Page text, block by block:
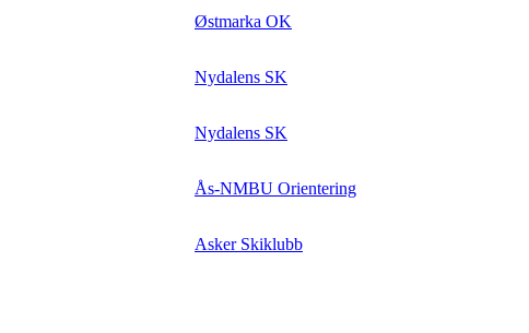
Østmarka OK
Nydalens SK
Nydalens SK
Ås-NMBU Orientering
Asker Skiklubb